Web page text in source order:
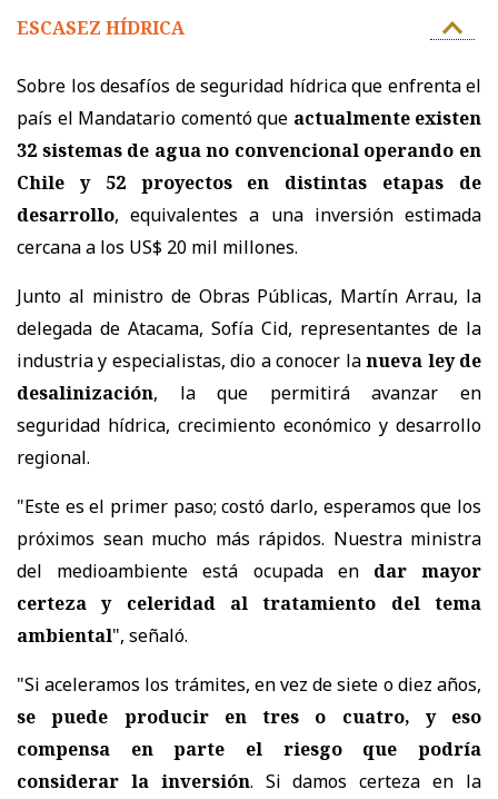
ESCASEZ HÍDRICA
Sobre los desafíos de seguridad hídrica que enfrenta el
país el Mandatario comentó que actualmente existen
32 sistemas de agua no convencional operando en
Chile y 52 proyectos en distintas etapas de
desarrollo, equivalentes a una inversión estimada
cercana a los US$ 20 mil millones.
Junto al ministro de Obras Públicas, Martín Arrau, la
delegada de Atacama, Sofía Cid, representantes de la
industria y especialistas, dio a conocer lanueva ley de
desalinización, la que permitirá avanzar en
seguridad hídrica, crecimiento económico y desarrollo
regional.
"Este es el primer paso; costó darlo, esperamos que los
próximos sean mucho más rápidos. Nuestra ministra
del medioambiente está ocupada en dar mayor
certeza y celeridad al tratamiento del tema
ambiental", señaló.
"Si aceleramos los trámites, en vez de siete o diez años,
se puede producir en tres o cuatro, y eso
compensa en parte el riesgo que podría
considerar la inversión. Si damos certeza en la